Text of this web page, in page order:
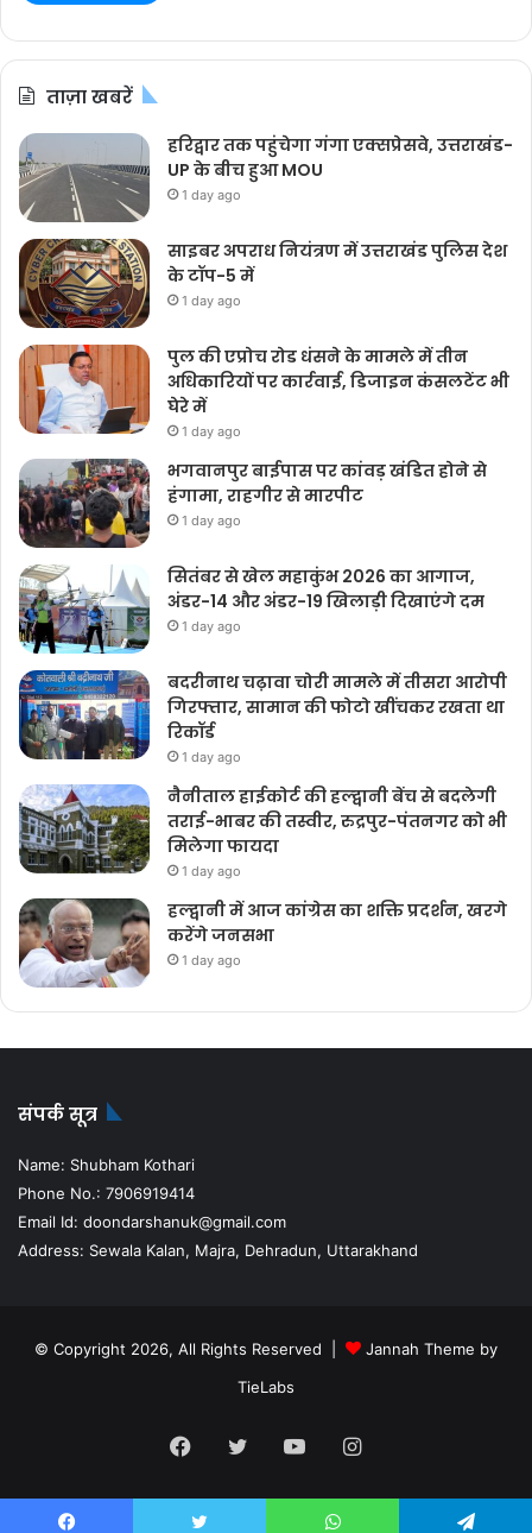
ताज़ा खबरें
हरिद्वार तक पहुंचेगा गंगा एक्सप्रेसवे, उत्तराखंड-
UP के बीच हुआ MOU
1 day ago
साइबर अपराध नियंत्रण में उत्तराखंड पुलिस देश
के टॉप-5 में
1 day ago
पुल की एप्रोच रोड धंसने के मामले में तीन
अधिकारियों पर कार्रवाई, डिजाइन कंसलटेंट भी
घेरे में
1 day ago
भगवानपुर बाईपास पर कांवड़ खंडित होने से
हंगामा, राहगीर से मारपीट
1 day ago
सितंबर से खेल महाकुंभ 2026 का आगाज,
अंडर-14 और अंडर-19 खिलाड़ी दिखाएंगे दम
1 day ago
बदरीनाथ चढ़ावा चोरी मामले में तीसरा आरोपी
गिरफ्तार, सामान की फोटो खींचकर रखता था
रिकॉर्ड
1 day ago
नैनीताल हाईकोर्ट की हल्द्वानी बेंच से बदलेगी
तराई-भाबर की तस्वीर, रुद्रपुर-पंतनगर को भी
मिलेगा फायदा
1 day ago
हल्द्वानी में आज कांग्रेस का शक्ति प्रदर्शन, खरगे
करेंगे जनसभा
1 day ago
संपर्क सूत्र
Name: Shubham Kothari
Phone No.: 7906919414
Email Id: doondarshanuk@gmail.com
Address: Sewala Kalan, Majra, Dehradun, Uttarakhand
© Copyright 2026, All Rights Reserved |
Jannah Theme by
TieLabs
Facebook
TwitterYouTubeInstagram